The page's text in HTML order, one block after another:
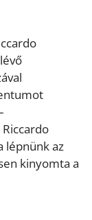
lépnünk az
kinyomta a